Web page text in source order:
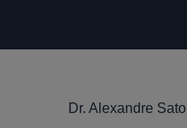
Dr. Alexandre Sato